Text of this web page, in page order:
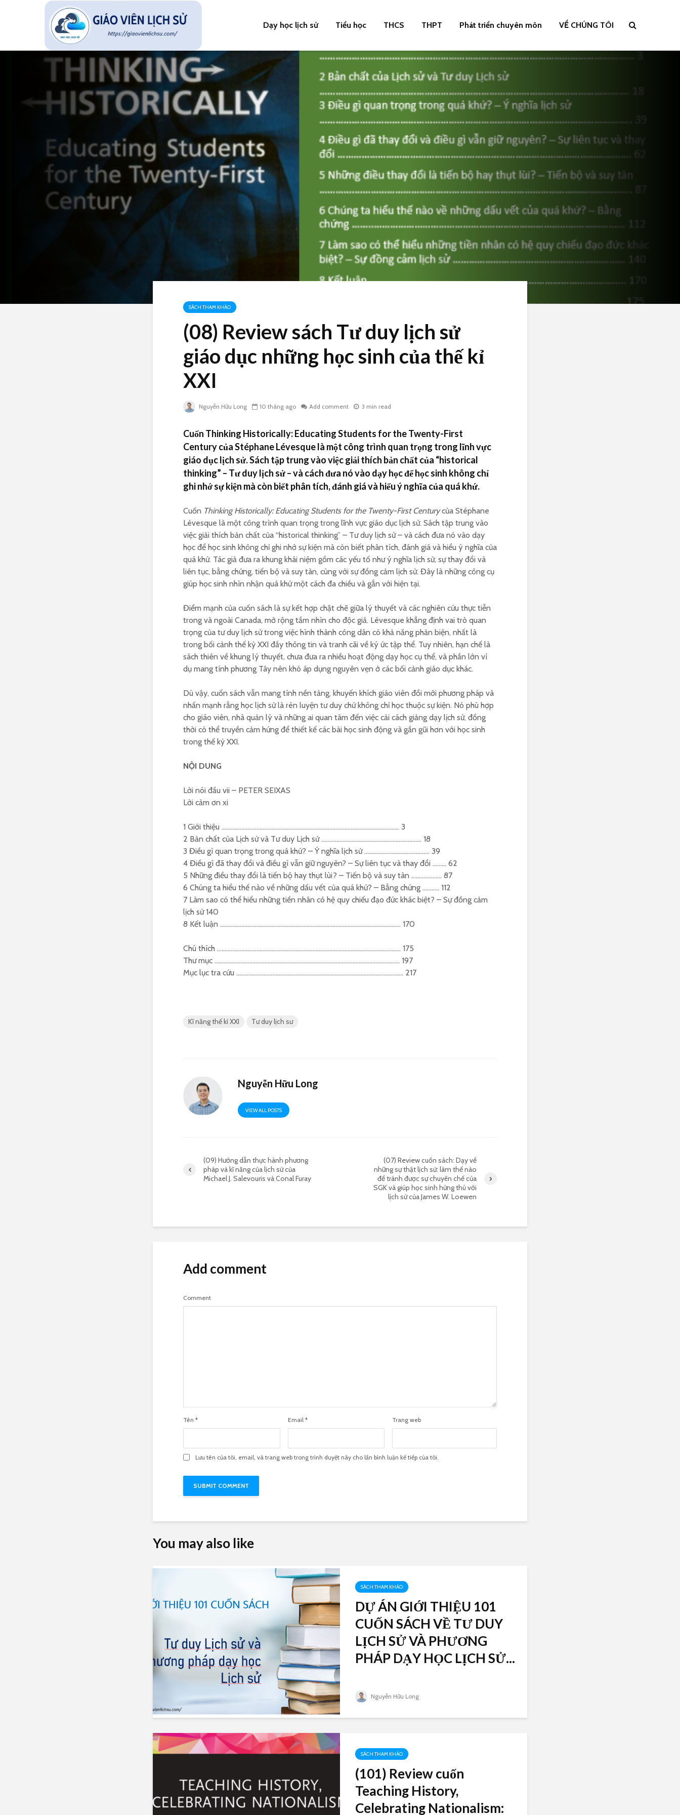
Dạy học lịch sử Tiểu học THCS THPT Phát triển chuyên môn VỀ CHÚNG TÔI
SÁCH THAM KHẢO
(08) Review sách Tư duy lịch sử
giáo dục những học sinh của thế kỉ
XXI
Nguyễn Hữu Long 10 tháng ago Add comment 3 min read
Cuốn Thinking Historically: Educating Students for the Twenty-First
Century của Stéphane Lévesque là một công trình quan trọng trong lĩnh vực
giáo dục lịch sử. Sách tập trung vào việc giải thích bản chất của “historical
thinking” – Tư duy lịch sử – và cách đưa nó vào dạy học để học sinh không chỉ
ghi nhớ sự kiện mà còn biết phân tích, đánh giá và hiểu ý nghĩa của quá khứ.
Cuốn Thinking Historically: Educating Students for the Twenty-First Centurycủa Stéphane
Lévesque là một công trình quan trọng trong lĩnh vực giáo dục lịch sử. Sách tập trung vào
việc giải thích bản chất của “historical thinking” – Tư duy lịch sử – và cách đưa nó vào dạy
học để học sinh không chỉ ghi nhớ sự kiện mà còn biết phân tích, đánh giá và hiểu ý nghĩa của
quá khứ. Tác giả đưa ra khung khái niệm gồm các yếu tố như ý nghĩa lịch sử, sự thay đổi và
liên tục, bằng chứng, tiến bộ và suy tàn, cùng với sự đồng cảm lịch sử. Đây là những công cụ
giúp học sinh nhìn nhận quá khứ một cách đa chiều và gắn với hiện tại.
Điểm mạnh của cuốn sách là sự kết hợp chặt chẽ giữa lý thuyết và các nghiên cứu thực tiễn
trong và ngoài Canada, mở rộng tầm nhìn cho độc giả. Lévesque khẳng định vai trò quan
trọng của tư duy lịch sử trong việc hình thành công dân có khả năng phản biện, nhất là
trong bối cảnh thế kỷ XXI đầy thông tin và tranh cãi về ký ức tập thể. Tuy nhiên, hạn chế là
sách thiên về khung lý thuyết, chưa đưa ra nhiều hoạt động dạy học cụ thể, và phần lớn ví
dụ mang tính phương Tây nên khó áp dụng nguyên vẹn ở các bối cảnh giáo dục khác.
Dù vậy, cuốn sách vẫn mang tính nền tảng, khuyến khích giáo viên đổi mới phương pháp và
nhấn mạnh rằng học lịch sử là rèn luyện tư duy chứ không chỉ học thuộc sự kiện. Nó phù hợp
cho giáo viên, nhà quản lý và những ai quan tâm đến việc cải cách giảng dạy lịch sử, đồng
thời có thể truyền cảm hứng để thiết kế các bài học sinh động và gần gũi hơn với học sinh
trong thế kỷ XXI.
NỘI DUNG
Lời nói đầu vii – PETER SEIXAS
Lời cảm ơn xi
1 Giới thiệu ……………………………………………………………………………………………………… 3
2 Bản chất của Lịch sử và Tư duy Lịch sử ………………………………………………………… 18
3 Điều gì quan trọng trong quá khứ? – Ý nghĩa lịch sử ……………………………………. 39
4 Điều gì đã thay đổi và điều gì vẫn giữ nguyên? – Sự liên tục và thay đổi ……… 62
5 Những điều thay đổi là tiến bộ hay thụt lùi? – Tiến bộ và suy tàn ………….……. 87
6 Chúng ta hiểu thế nào về những dấu vết của quá khứ? – Bằng chứng ……..… 112
7 Làm sao có thể hiểu những tiền nhân có hệ quy chiếu đạo đức khác biệt? – Sự đồng cảm
lịch sử 140
8 Kết luận ……………………………………………………………………………………………………….. 170
Chú thích …………………………………………………………………………………………………………. 175
Thư mục ………………………………………………………………………………………………………….. 197
Mục lục tra cứu ……………………………………………………………………………………………….. 217
Kĩ năng thế kỉ XXI Tư duy lịch sư
Nguyễn Hữu Long
VIEW ALL POSTS
(09) Hướng dẫn thực hành phương
pháp và kĩ năng của lịch sử của
Michael J. Salevouris và Conal Furay
(07) Review cuốn sách: Dạy về
những sự thật lịch sử: làm thế nào
để tránh được sự chuyên chế của
SGK và giúp học sinh hứng thú với
lịch sử của James W. Loewen
Add comment
Comment
Tên * Email * Trang web
Lưu tên của tôi, email, và trang web trong trình duyệt này cho lần bình luận kế tiếp của tôi.
You may also like
SÁCH THAM KHẢO
DỰ ÁN GIỚI THIỆU 101
CUỐN SÁCH VỀ TƯ DUY
LỊCH SỬ VÀ PHƯƠNG
PHÁP DẠY HỌC LỊCH SỬ...
Nguyễn Hữu Long
SÁCH THAM KHẢO
(101) Review cuốn
Teaching History,
Celebrating Nationalism: